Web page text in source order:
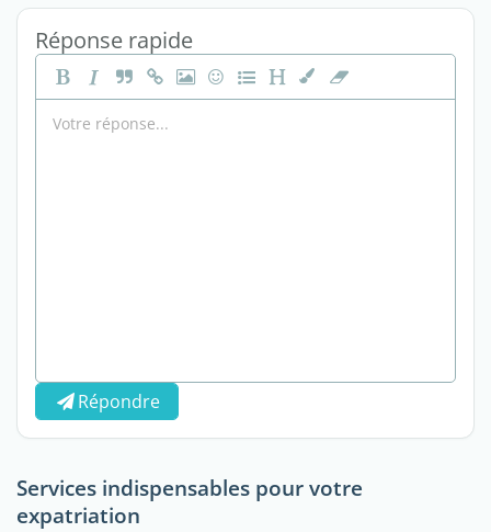
Réponse rapide
Répondre
Services indispensables pour votre
expatriation